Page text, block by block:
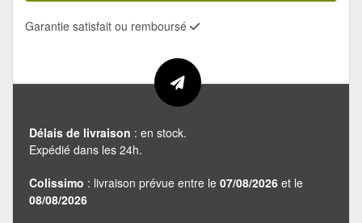
Garantie satisfait ou remboursé
Délais de livraison : en stock.
Expédié dans les 24h.
Colissimo : livraison prévue entre le 07/08/2026 et le
08/08/2026